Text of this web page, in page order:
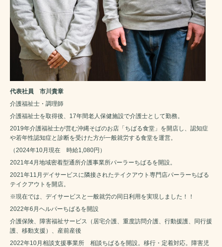
代表社員 市川貴章
介護福祉士・調理師
介護福祉士を取得後、17年間老人保健施設で介護士として勤務。
2019年介護福祉士が営む沖縄そばのお店「ちばる食堂」を開店し、認知症
や若年性認知症と診断を受けた方が一般就労する食堂を運営。
（2024年10月現在 時給1,080円）
2021年4月地域密着型通所介護事業所パーラーちばるを開設。
2021年11月デイサービスに隣接されたテイクアウト専門店パーラーちばる
テイクアウトを開店。
※現在では、デイサービスと一般就労の同日利用を実現しました！！
2022年6月ヘルパーちばるを開設
介護保険、障害福祉サービス（居宅介護、重度訪問介護、行動援護、同行援
護、移動支援）、産前産後
2022年10月相談支援事業所 相談ちばるを開設。移行・定着対応。障害児